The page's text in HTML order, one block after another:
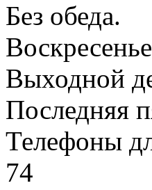
Без обеда.
Выходной
Последняя
Телефоны
74